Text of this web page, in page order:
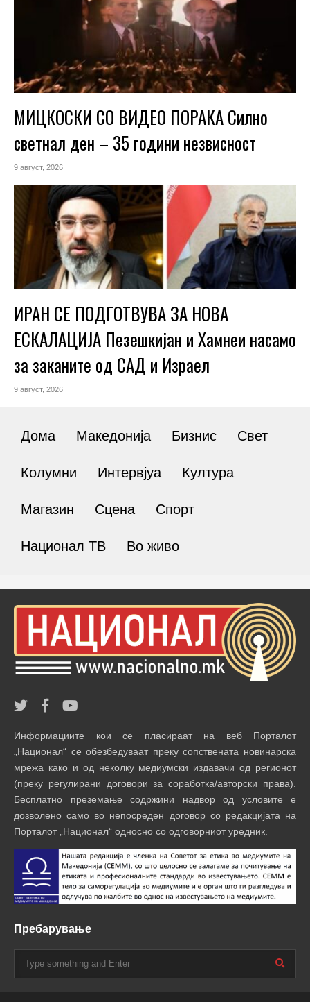
МИЦКОСКИ СО ВИДЕО ПОРАКА Силно
светнал ден – 35 години незвисност
9 август, 2026
ИРАН СЕ ПОДГОТВУВА ЗА НОВА
ЕСКАЛАЦИЈА Пезешкијан и Хамнеи насамо
за заканите од САД и Израел
9 август, 2026
Дома Македонија Бизнис Свет
Колумни Интервјуа Култура
Магазин Сцена Спорт
Национал ТВ Во живо
Информациите кои се пласираат на веб Порталот
„Национал“ се обезбедуваат преку сопствената новинарска
мрежа како и од неколку медиумски издавачи од регионот
(преку регулирани договори за соработка/авторски права).
Бесплатно преземање содржини надвор од условите е
дозволено само во непосреден договор со редакцијата на
Порталот „Национал“ односно со одговорниот уредник.
Пребарување